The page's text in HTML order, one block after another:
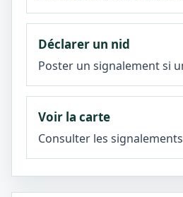
Déclarer un nid
Poster un signalement si
Voir la carte
Consulter les